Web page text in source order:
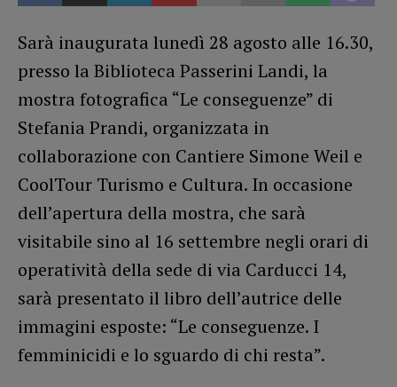
Sarà inaugurata lunedì 28 agosto alle 16.30,
presso la Biblioteca Passerini Landi, la
mostra fotografica “Le conseguenze” di
Stefania Prandi, organizzata in
collaborazione con Cantiere Simone Weil e
CoolTour Turismo e Cultura. In occasione
dell’apertura della mostra, che sarà
visitabile sino al 16 settembre negli orari di
operatività della sede di via Carducci 14,
sarà presentato il libro dell’autrice delle
immagini esposte: “Le conseguenze. I
femminicidi e lo sguardo di chi resta”.